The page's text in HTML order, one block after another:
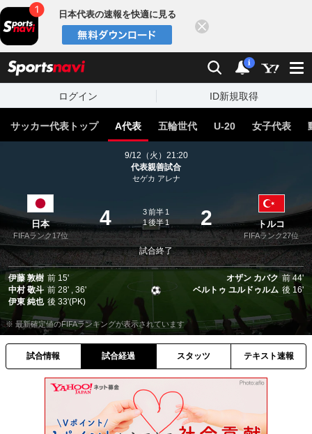
日本代表の速報を快適に見る
検索 通知
i
ログイン ID新規取得
サッカー代表トップ A代表 五輪世代 U-20 女子代表
9/12（火）21:20
代表親善試合
セゲカ アレナ
日本
FIFAランク17位
4 3前半 1
1後半 1 2 トルコ
FIFAランク27位
試合終了
伊藤 敦樹 前 15'
中村 敬斗 前 28'
36'
伊東 純也 後 33'(PK)
オザン カバク 前44'
ベルトゥ ユルドゥルム 後 16'
※ 最新確定値のFIFAランキングが表示されています
試合情報 試合経過 スタッツ テキスト速報